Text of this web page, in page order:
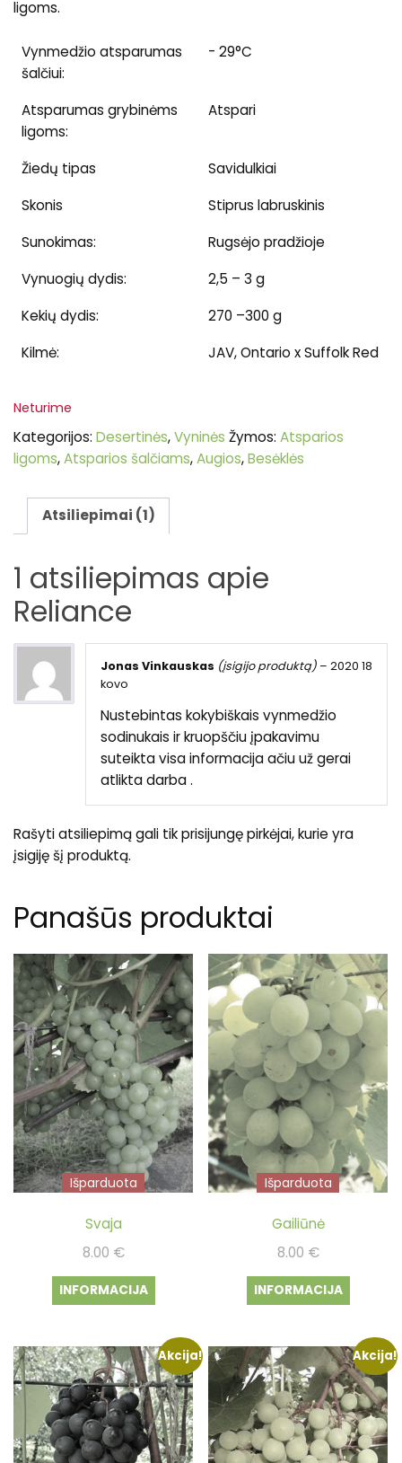
ligoms.
Vynmedžio atsparumas
šalčiui:
- 29°C
Atsparumas grybinėms
ligoms:
Atspari
Žiedų tipas
Savidulkiai
Skonis
Stiprus labruskinis
Sunokimas:
Rugsėjo pradžioje
Vynuogių dydis:
2,5 – 3 g
Kekių dydis:
270 –300 g
Kilmė:
JAV, Ontario x Suffolk Red
Neturime
Kategorijos:Desertinės,Vyninės Žymos:Atsparios
ligoms,Atsparios šalčiams,Augios,Besėklės
Atsiliepimai (1)
1 atsiliepimas apie
Reliance
Jonas Vinkauskas (įsigijo produktą) – 2020 18
kovo
Nustebintas kokybiškais vynmedžio
sodinukais ir kruopščiu įpakavimu
suteikta visa informacija ačiu už gerai
atlikta darba .
Rašyti atsiliepimą gali tik prisijungę pirkėjai, kurie yra
įsigiję šį produktą.
Panašūs produktai
Išparduota
Svaja
8.00 €
INFORMACIJA
Išparduota
Gailiūnė
8.00 €
INFORMACIJA
Akcija! Akcija!